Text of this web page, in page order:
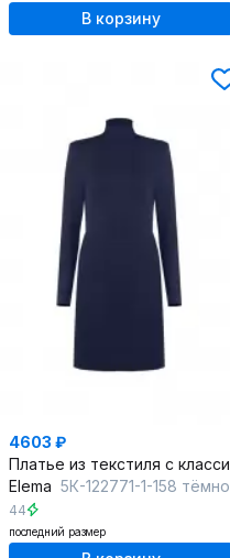
В корзину
4603 ₽
Elema 5К-122771-1-158 тёмно-синий
44
последний размер